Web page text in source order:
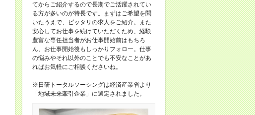
てからご紹介するので長期でご活躍されてい
る方が多いのが特長です。まずはご希望を聞
いたうえで、ピッタリの求人をご紹介。また
安心してお仕事を続けていただくため、経験
豊富な専任担当者がお仕事開始前はもちろ
ん、お仕事開始後もしっかりフォロー。仕事
の悩みやそれ以外のことでも不安なことがあ
ればお気軽にご相談くださいね。
※日研トータルソーシングは経済産業省より
「地域未来牽引企業」に選定されました。